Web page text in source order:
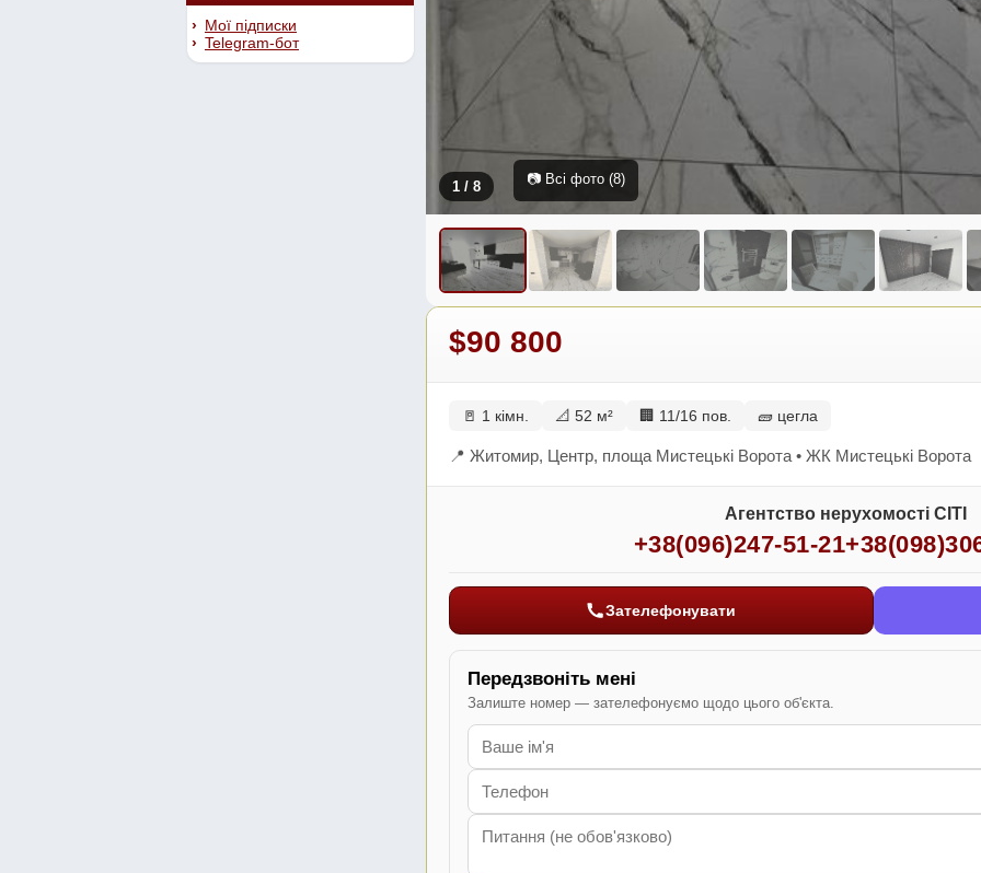
Мої підписки
Telegram-бот
1 / 8 📷 Всі фото (8)
$90 800
🚪 1 кімн. 📐 52 м² 🏢 11/16 пов. 🧱 цегла
📍 Житомир, Центр, площа Мистецькі Ворота • ЖК Мистецькі Ворота
Агентство нерухомості СІТІ
+38(096)247-51-21
Зателефонувати
Передзвоніть мені
Залиште номер — зателефонуємо щодо цього об'єкта.